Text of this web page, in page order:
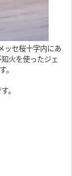
ッセ桜十字内にあ
火を使ったジェ
。
。